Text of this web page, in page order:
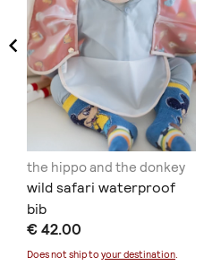
the hippo and the donkey
wild safari waterproof
bib
€ 42.00
Does not ship to your destination.